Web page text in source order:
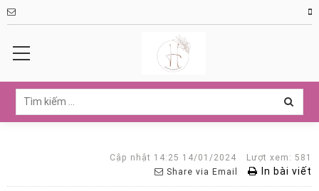
Cập nhật 14:25 14/01/2024
Lượt xem: 581
Share via Email
In bài viết